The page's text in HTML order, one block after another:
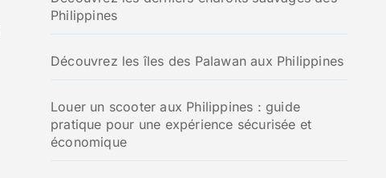
Philippines
Découvrez les îles des Palawan aux Philippines
Louer un scooter aux Philippines : guide
pratique pour une expérience sécurisée et
économique